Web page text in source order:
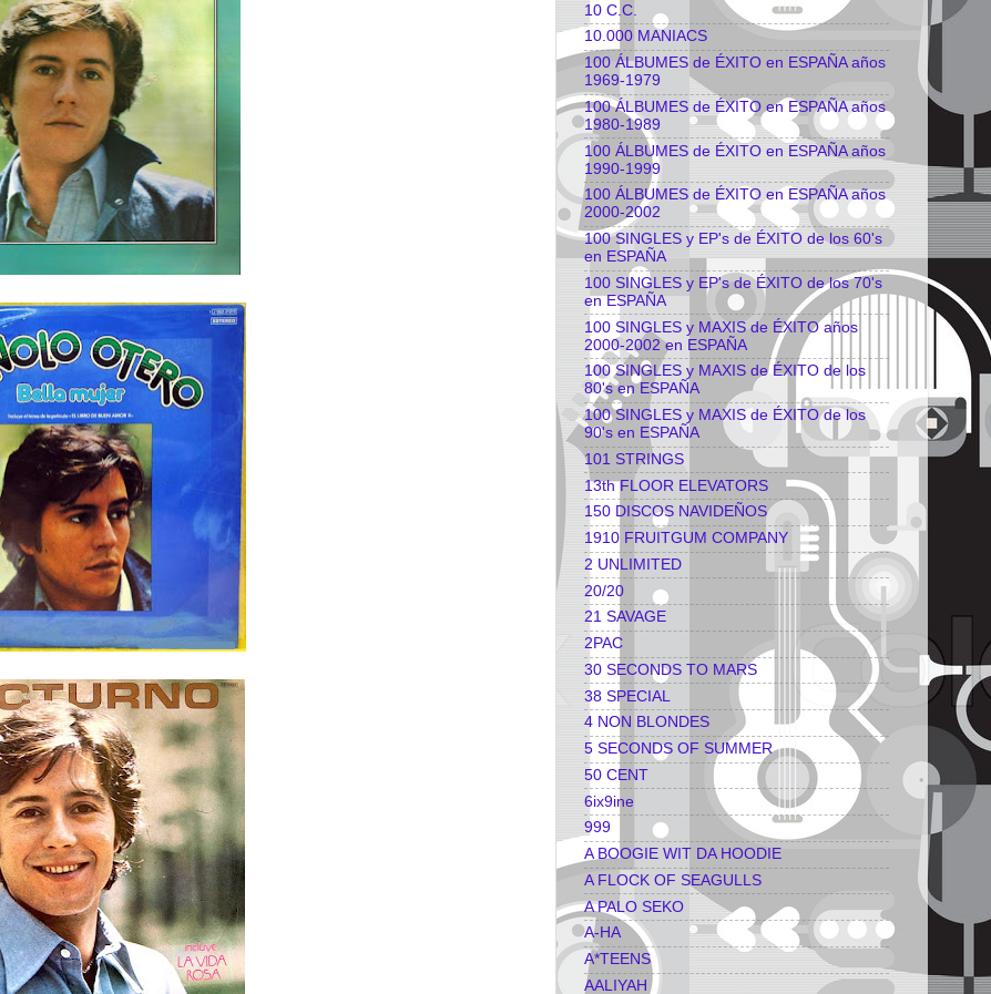
10 C.C.
10.000 MANIACS
100 ÁLBUMES de ÉXITO en ESPAÑA años
1969-1979
100 ÁLBUMES de ÉXITO en ESPAÑA años
1980-1989
100 ÁLBUMES de ÉXITO en ESPAÑA años
1990-1999
100 ÁLBUMES de ÉXITO en ESPAÑA años
2000-2002
100 SINGLES y EP's de ÉXITO de los 60's
en ESPAÑA
100 SINGLES y EP's de ÉXITO de los 70's
en ESPAÑA
100 SINGLES y MAXIS de ÉXITO años
2000-2002 en ESPAÑA
100 SINGLES y MAXIS de ÉXITO de los
80's en ESPAÑA
100 SINGLES y MAXIS de ÉXITO de los
90's en ESPAÑA
101 STRINGS
13th FLOOR ELEVATORS
150 DISCOS NAVIDEÑOS
1910 FRUITGUM COMPANY
2 UNLIMITED
20/20
21 SAVAGE
2PAC
30 SECONDS TO MARS
38 SPECIAL
4 NON BLONDES
5 SECONDS OF SUMMER
50 CENT
6ix9ine
999
A BOOGIE WIT DA HOODIE
A FLOCK OF SEAGULLS
A PALO SEKO
A-HA
A*TEENS
AALIYAH